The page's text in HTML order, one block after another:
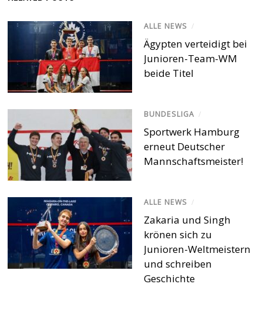
ALLE NEWS /
Ägypten verteidigt bei
Junioren-Team-WM
beide Titel
BUNDESLIGA /
Sportwerk Hamburg
erneut Deutscher
Mannschaftsmeister!
ALLE NEWS /
Zakaria und Singh
krönen sich zu
Junioren-Weltmeistern
und schreiben
Geschichte